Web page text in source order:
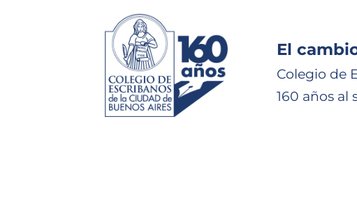
El
Colegio de
160 años al